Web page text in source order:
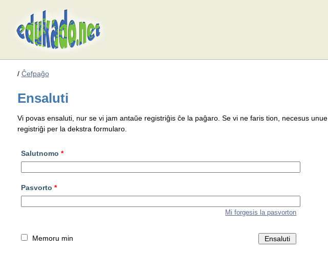
/ Ĉefpaĝo
Ensaluti
Vi povas ensaluti, nur se vi jam antaŭe registriĝis ĉe la paĝaro. Se vi ne faris tion, necesus unue
registriĝi per la dekstra formularo.
Salutnomo *
Pasvorto *
Mi forgesis la pasvorton
Memoru min